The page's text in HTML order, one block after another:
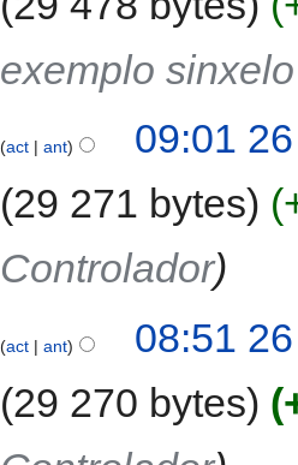
exemplo
act ant
09:01
29 271 bytes
Controlador
act ant
08:51
29 270 bytes